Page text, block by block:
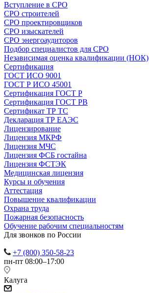
Вступление в СРО
СРО строителей
СРО проектировщиков
СРО изыскателей
СРО энергоаудиторов
Подбор специалистов для СРО
Независимая оценка квалификации (НОК)
Сертификация
ГОСТ ИСО 9001
ГОСТ Р ИСО 45001
Сертификация ГОСТ Р
Сертификация ГОСТ РВ
Сертификат ТР ТС
Декларация ТР ЕАЭС
Лицензирование
Лицензия МКРФ
Лицензия МЧС
Лицензия ФСБ гостайна
Лицензия ФСТЭК
Медицинская лицензия
Курсы и обучения
Аттестация
Повышение квалификации
Охрана труда
Пожарная безопасность
Обучение рабочим специальностям
Для звонков по России
+7 (800) 350-58-23
пн-пт 08:00–17:00
Калуга